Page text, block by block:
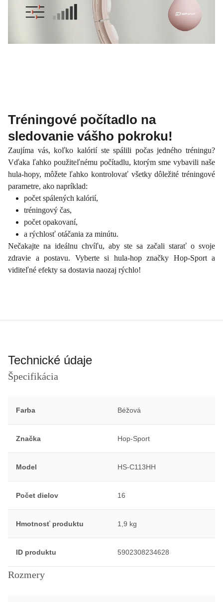
Tréningové počítadlo na
sledovanie vášho pokroku!
Zaujíma vás, koľko kalórií ste spálili počas jedného tréningu?
Vďaka ľahko použiteľnému počítadlu, ktorým sme vybavili naše
hula-hopy, môžete ľahko kontrolovať všetky dôležité tréningové
parametre, ako napríklad:
počet spálených kalórií,
tréningový čas,
počet opakovaní,
a rýchlosť otáčania za minútu.
Nečakajte na ideálnu chvíľu, aby ste sa začali starať o svoje
zdravie a postavu. Vyberte si hula-hop značky Hop-Sport a
viditeľné efekty sa dostavia naozaj rýchlo!
Technické údaje
Špecifikácia
Farba Béžová
Značka Hop-Sport
Model HS-C113HH
Počet dielov 16
Hmotnosť produktu 1,9 kg
ID produktu 5902308234628
Rozmery